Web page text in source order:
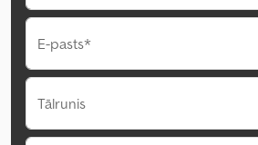
E-pasts*
Tālrunis